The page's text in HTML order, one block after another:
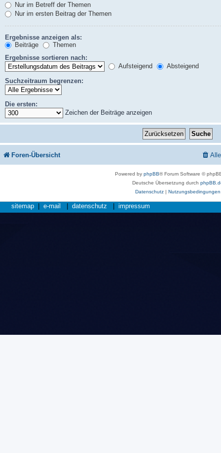
Nur im Betreff der Themen
Nur im ersten Beitrag der Themen
Ergebnisse anzeigen als:
Beiträge
Themen
Ergebnisse sortieren nach:
Aufsteigend
Absteigend
Suchzeitraum begrenzen:
Die ersten:
Zeichen der Beiträge anzeigen
Foren-Übersicht
Powered byphpBB® Forum Software ©
Deutsche Übersetzung durch
Datenschutz| Nutzungsbedingungen
sitemap e-mail datenschutz impressum